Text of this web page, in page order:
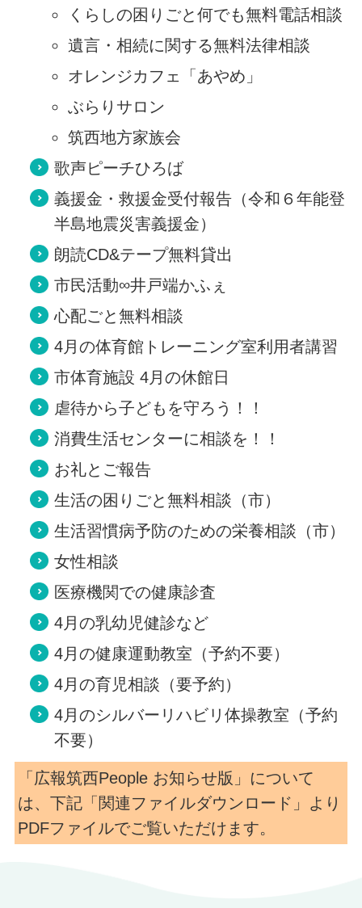
くらしの困りごと何でも無料電話相談
遺言・相続に関する無料法律相談
オレンジカフェ「あやめ」
ぶらりサロン
筑西地方家族会
歌声ピーチひろば
義援金・救援金受付報告（令和６年能登
半島地震災害義援金）
朗読CD&テープ無料貸出
市民活動∞井戸端かふぇ
心配ごと無料相談
4月の体育館トレーニング室利用者講習
市体育施設 4月の休館日
虐待から子どもを守ろう！！
消費生活センターに相談を！！
お礼とご報告
生活の困りごと無料相談（市）
生活習慣病予防のための栄養相談（市）
女性相談
医療機関での健康診査
4月の乳幼児健診など
4月の健康運動教室（予約不要）
4月の育児相談（要予約）
4月のシルバーリハビリ体操教室（予約
不要）
「広報筑西People お知らせ版」について
は、下記「関連ファイルダウンロード」より
PDFファイルでご覧いただけます。